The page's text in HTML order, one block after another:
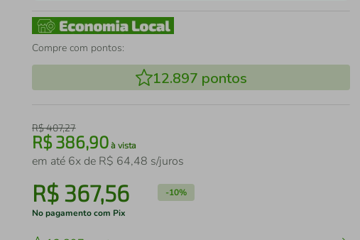
Compre com pontos:
12.897 pontos
R$407,27
R$386,90 à vista
em até 6x de R$ 64,48 s/juros
R$ 367,56 -10%
No pagamento com Pix